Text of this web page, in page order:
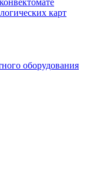
карт
оборудования